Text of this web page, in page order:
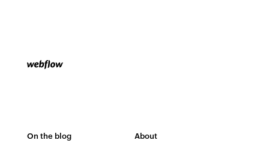
On the blog About